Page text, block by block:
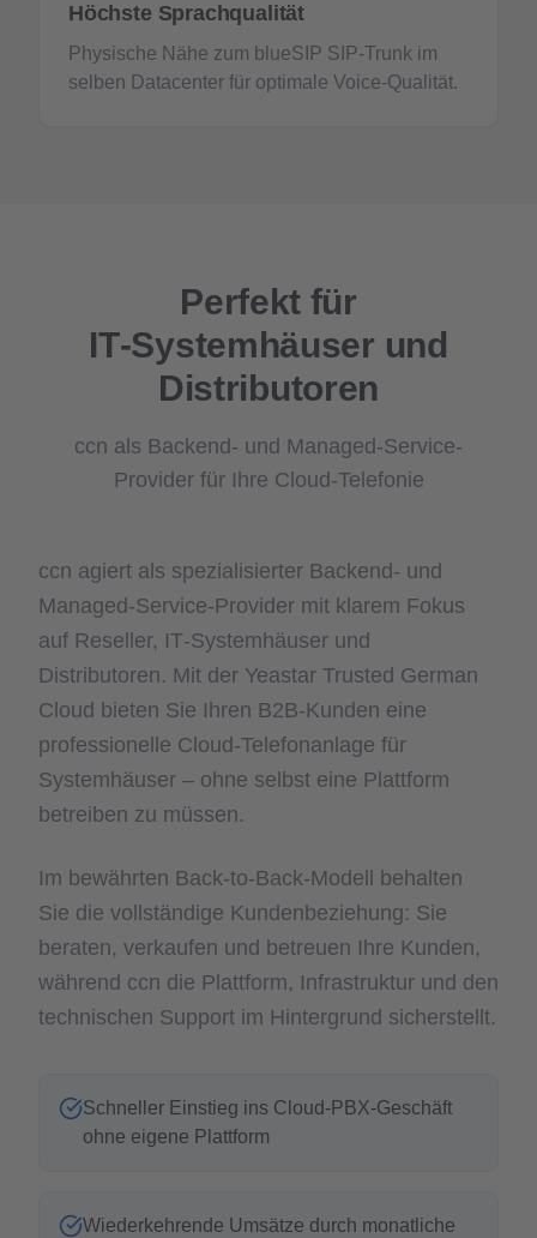
Höchste Sprachqualität
Physische Nähe zum blueSIP SIP-Trunk im
selben Datacenter für optimale Voice-Qualität.
Perfekt für
IT‑Systemhäuser und
Distributoren
ccn als Backend- und Managed-Service-
Provider für Ihre Cloud-Telefonie
ccn agiert als spezialisierter Backend- und
Managed-Service-Provider mit klarem Fokus
auf Reseller, IT‑Systemhäuser und
Distributoren. Mit der Yeastar Trusted German
Cloud bieten Sie Ihren B2B-Kunden eine
professionelle Cloud-Telefonanlage für
Systemhäuser – ohne selbst eine Plattform
betreiben zu müssen.
Im bewährten Back-to-Back-Modell behalten
Sie die vollständige Kundenbeziehung: Sie
beraten, verkaufen und betreuen Ihre Kunden,
während ccn die Plattform, Infrastruktur und den
technischen Support im Hintergrund sicherstellt.
Schneller Einstieg ins Cloud-PBX-Geschäft
ohne eigene Plattform
Wiederkehrende Umsätze durch monatliche